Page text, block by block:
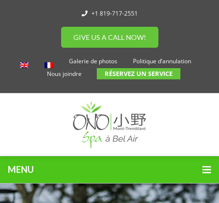
+1 819-717-2551
GIVE US A CALL NOW!
Galerie de photos
Politique d’annulation
Nous joindre
RÉSERVEZ UN SERVICE
MENU